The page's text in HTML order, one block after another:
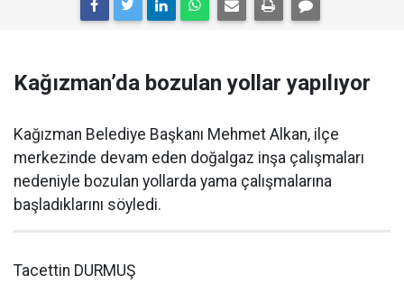
Kağızman’da bozulan yollar yapılıyor
Kağızman Belediye Başkanı Mehmet Alkan, ilçe
merkezinde devam eden doğalgaz inşa çalışmaları
nedeniyle bozulan yollarda yama çalışmalarına
başladıklarını söyledi.
Tacettin DURMUŞ